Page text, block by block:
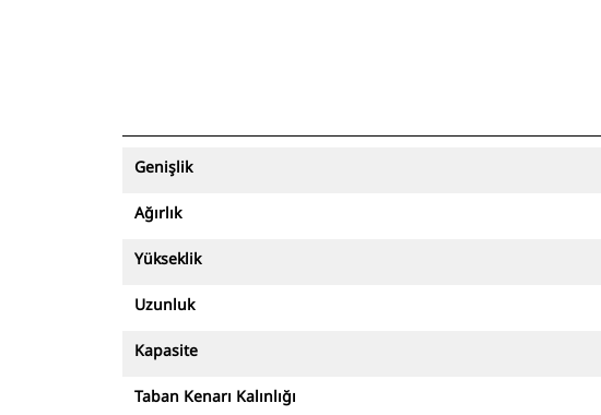
Genişlik
Ağırlık
Yükseklik
Uzunluk
Kapasite
Taban Kenarı Kalınlığı